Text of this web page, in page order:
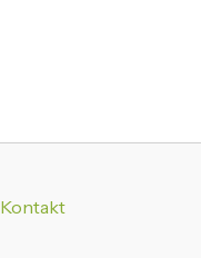
Kontakt